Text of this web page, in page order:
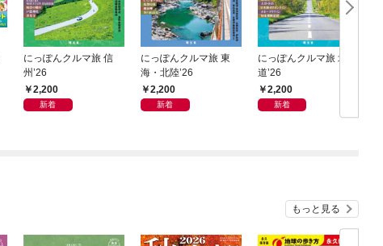
にっぽんクルマ旅 信
州’26
2,200
新着
にっぽんクルマ旅 東
海・北陸’26
2,200
新着
にっぽんクルマ旅 北海
道’26
2,200
新着
もっと見る